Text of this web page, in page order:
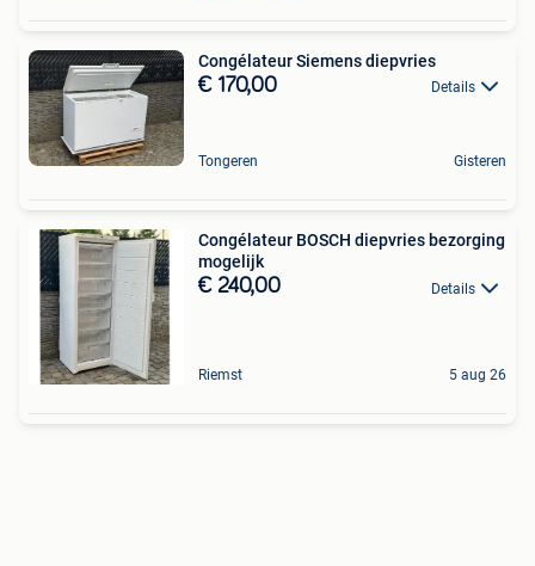
Congélateur Siemens diepvries
€ 170,00 Details
Tongeren Gisteren
Congélateur BOSCH diepvries bezorging
mogelijk
€ 240,00 Details
Riemst 5 aug 26